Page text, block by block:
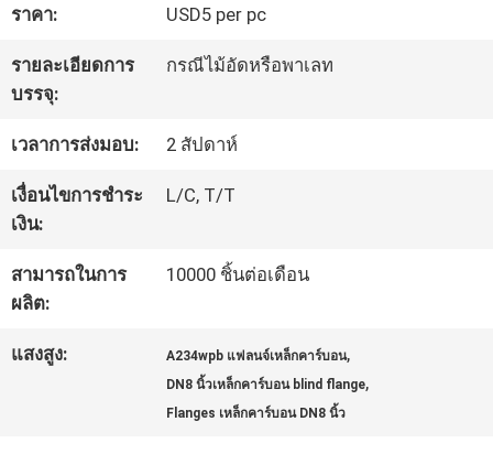
การ
ควบคุม
คุณภาพ
ติดต่อ
เรา
ราคา: USD5 per pc
รายละเอียดการ
บรรจุ:
กรณีไม้อัดหรือพาเลท
เวลาการส่งมอบ: 2 สัปดาห์
เงื่อนไขการชำระ
เงิน:
L/C, T/T
สามารถในการ
ผลิต:
10000 ชิ้นต่อเดือน
แสงสูง: A234wpb แฟลนจ์เหล็กคาร์บอน,
DN8 นิ้วเหล็กคาร์บอน blind flange,
Flanges เหล็กคาร์บอน DN8 นิ้ว